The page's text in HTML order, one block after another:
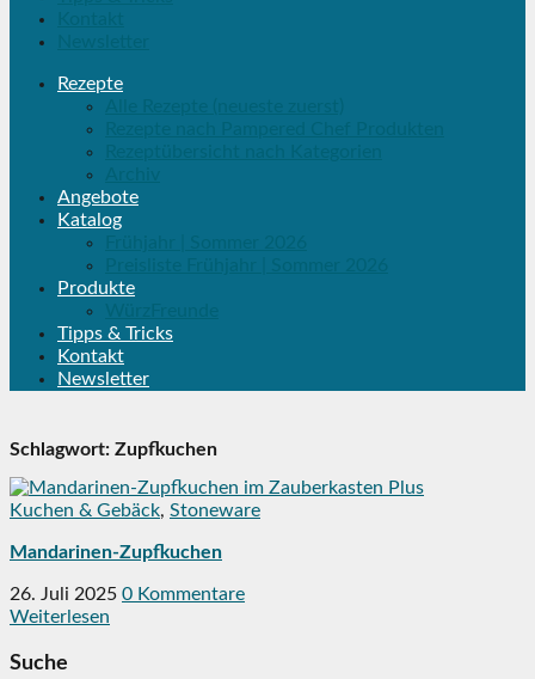
Rezepte
Angebote
Katalog
Produkte
Tipps & Tricks
Kontakt
Newsletter
Schlagwort: Zupfkuchen
Kuchen & Gebäck, Stoneware
Mandarinen-Zupfkuchen
26. Juli 2025 0 Kommentare
Weiterlesen
Suche